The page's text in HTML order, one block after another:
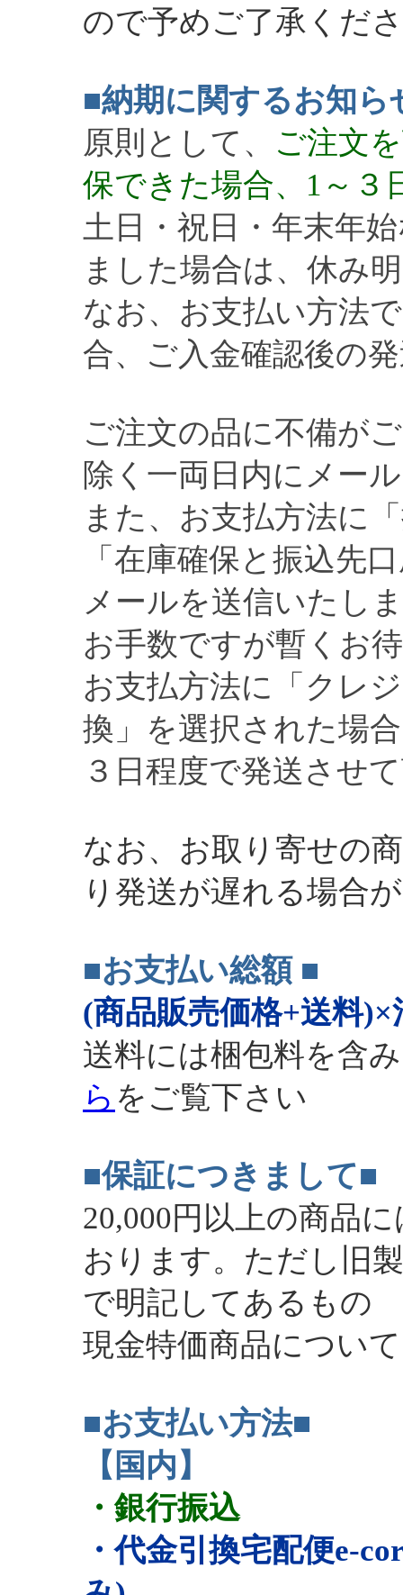
ので予めご了承くだ
■納期に関するお知ら
原則として、
ご注文
保できた場合、1～３
土日・祝日・年末年
ました場合は、休み
なお、お支払い方法
合、ご入金確認後の
ご注文の品に不備が
除く一両日内にメー
また、お支払方法に
「在庫確保と振込先
メールを送信いたし
お手数ですが暫くお
お支払方法に「クレ
換」を選択された場
３日程度で発送させ
なお、お取り寄せの
り発送が遅れる場合
■お支払い総額 ■
(商品販売価格+送料)×
送料には梱包料を含
ら をご覧下さい
■保証につきまして■
20,000円以上の商品
おります。ただし旧
で明記してあるもの
現金特価商品につい
■お支払い方法■
【国内】
・銀行振込
・代金引換宅配便e-